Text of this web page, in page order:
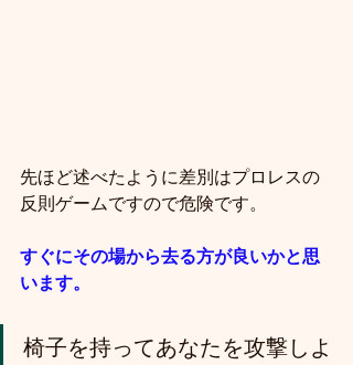
先ほど述べたように差別はプロレスの
反則ゲームですので危険です。
すぐにその場から去る方が良いかと思
います。
椅子を持ってあなたを攻撃しよ